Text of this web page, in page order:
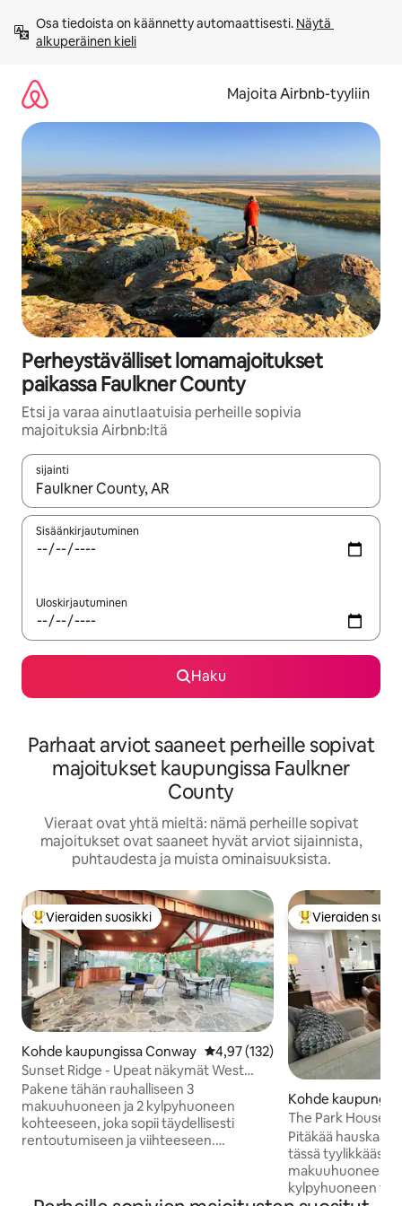
sisältö
väliin
Osa tiedoista on käännetty automaattisesti. Näytä
alkuperäinen kieli
Majoita Airbnb-tyyliin
Perheystävälliset lomamajoitukset
paikassa Faulkner County
Etsi ja varaa ainutlaatuisia perheille sopivia
majoituksia Airbnb:ltä
sijainti
Kun tulokset ovat saatavilla, navigoi ylös- ja alas-
Sisäänkirjautuminen
Uloskirjautuminen
Haku
Parhaat arviot saaneet perheille sopivat
majoitukset kaupungissa Faulkner
County
Vieraat ovat yhtä mieltä: nämä perheille sopivat
majoitukset ovat saaneet hyvät arviot sijainnista,
puhtaudesta ja muista ominaisuuksista.
Vieraiden suosikkien parhaimmistoa
Vieraiden suosikki
Kohde kaupungissa Conway Keskimääräinen arvio 4,97/5,
4,97 (132)
Sunset Ridge - Upeat näkymät West
Conwayssa
Pakene tähän rauhalliseen 3
makuuhuoneen ja 2 kylpyhuoneen
kohteeseen, joka sopii täydellisesti
rentoutumiseen ja viihteeseen.
Vieraiden
Vieraiden
Kohde
y
The Park House
Pitäkää hauskaa
tässä tyylikkäässä
makuuhuoneen
kylpyhuoneen